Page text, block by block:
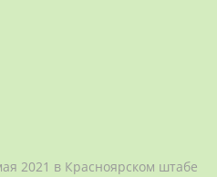
2021 в Красноярском штабе